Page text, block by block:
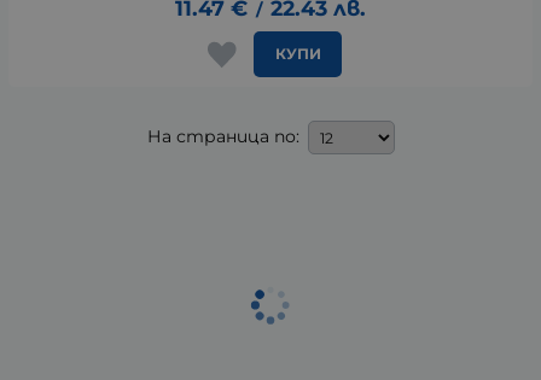
11.47 € / 22.43 лв.
КУПИ
На страница по: